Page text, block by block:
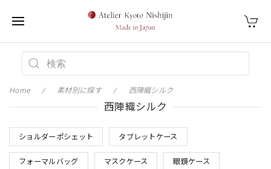
Home 素材別に探す 西陣織シルク
西陣織シルク
ショルダーポシェット タブレットケース
フォーマルバッグ マスクケース 眼鏡ケース